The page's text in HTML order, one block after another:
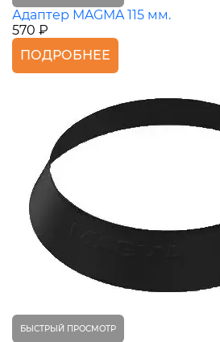
Адаптер MAGMA 115 мм.
570 ₽
ПОДРОБНЕЕ
БЫСТРЫЙ ПРОСМОТР